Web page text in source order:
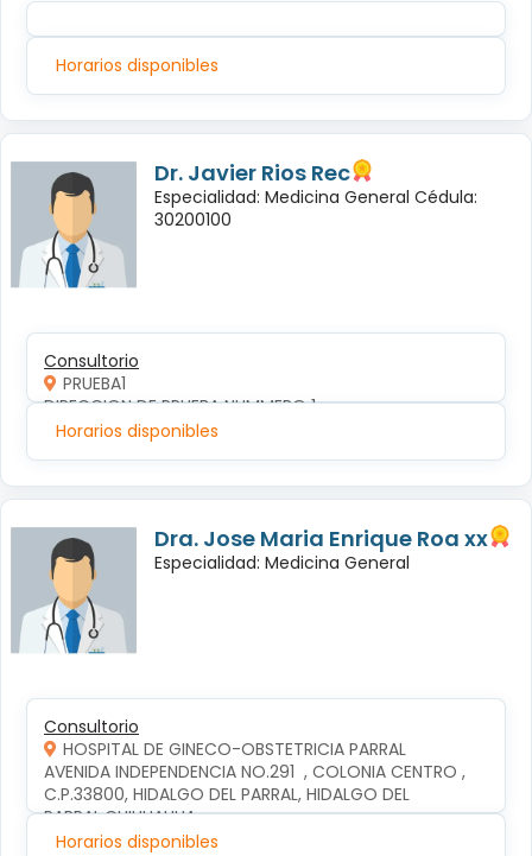
Horarios disponibles
Dr. Javier Rios Rec
Especialidad: Medicina General Cédula:
30200100
Consultorio
PRUEBA1
DIRECCION DE PRUEBA NUMMERO 1
Horarios disponibles
Dra. Jose Maria Enrique Roa xx
Especialidad: Medicina General
Consultorio
HOSPITAL DE GINECO-OBSTETRICIA PARRAL
AVENIDA INDEPENDENCIA NO.291  , COLONIA CENTRO ,
C.P.33800, HIDALGO DEL PARRAL, HIDALGO DEL
PARRAL,CHIHUAHUA
Horarios disponibles